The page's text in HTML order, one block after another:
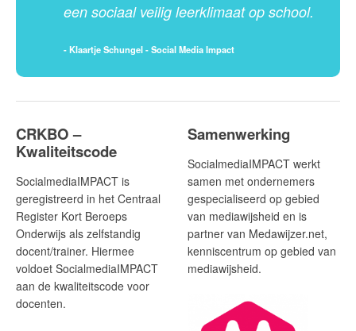
een sociaal veilig leerklimaat op school.
- Klaartje Schungel - Social Media Impact
CRKBO –
Kwaliteitscode
SocialmediaIMPACT is
geregistreerd in het Centraal
Register Kort Beroeps
Onderwijs als zelfstandig
docent/trainer. Hiermee
voldoet SocialmediaIMPACT
aan de kwaliteitscode voor
docenten.
Samenwerking
SocialmediaIMPACT werkt
samen met ondernemers
gespecialiseerd op gebied
van mediawijsheid en is
partner van Medawijzer.net,
kenniscentrum op gebied van
mediawijsheid.